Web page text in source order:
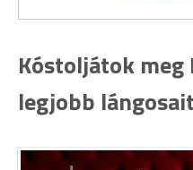
Kóstoljátok meg
legjobb